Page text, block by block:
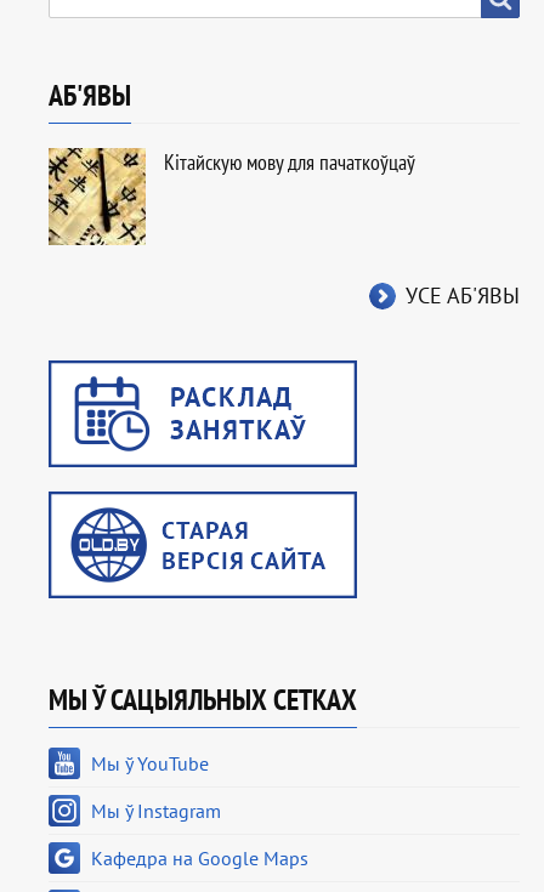
АБ'ЯВЫ
Кітайскую мову для пачаткоўцаў
УСЕ АБ'ЯВЫ
МЫ Ў САЦЫЯЛЬНЫХ СЕТКАХ
Мы ў YouTube
Мы ў Instagram
Кафедра на Google Maps